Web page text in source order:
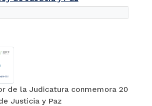
de la Judicatura conmemora 20
Justicia y Paz